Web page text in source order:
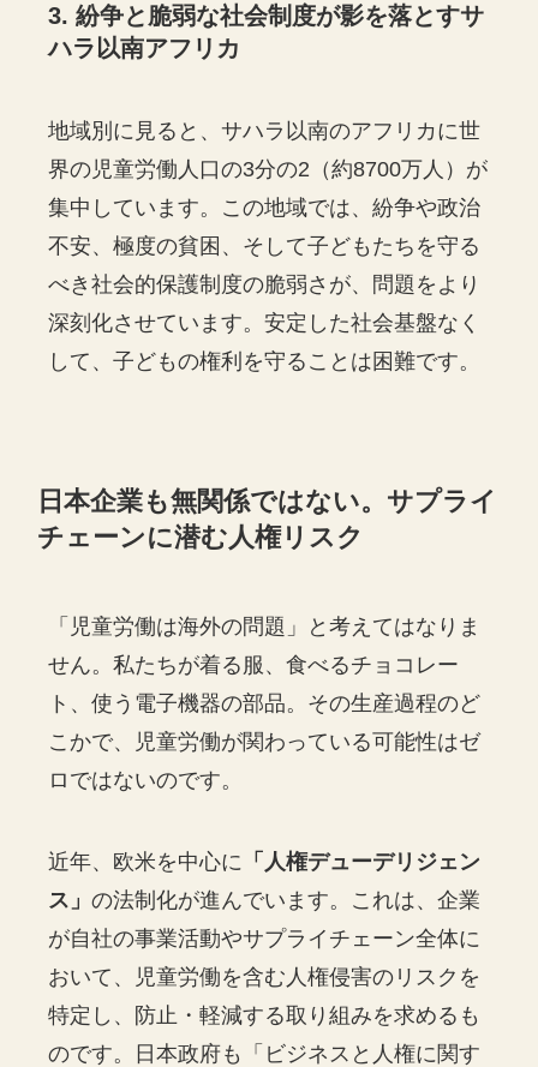
3. 紛争と脆弱な社会制度が影を落とすサ
ハラ以南アフリカ
地域別に見ると、サハラ以南のアフリカに世
界の児童労働人口の3分の2（約8700万人）が
集中しています。この地域では、紛争や政治
不安、極度の貧困、そして子どもたちを守る
べき社会的保護制度の脆弱さが、問題をより
深刻化させています。安定した社会基盤なく
して、子どもの権利を守ることは困難です。
日本企業も無関係ではない。サプライ
チェーンに潜む人権リスク
「児童労働は海外の問題」と考えてはなりま
せん。私たちが着る服、食べるチョコレー
ト、使う電子機器の部品。その生産過程のど
こかで、児童労働が関わっている可能性はゼ
ロではないのです。
近年、欧米を中心に 「人権デューデリジェン
ス」の法制化が進んでいます。これは、企業
が自社の事業活動やサプライチェーン全体に
おいて、児童労働を含む人権侵害のリスクを
特定し、防止・軽減する取り組みを求めるも
のです。日本政府も「ビジネスと人権に関す